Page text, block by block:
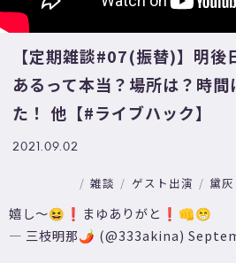
【定期雑談#07(振替)】明後
あるって本当？場所は？時
た！ 他【#ライブハック】
2021.09.02
雑談 ゲスト出演 黛灰
嬉し〜😆❗️まゆありがと❗️👊😁
— 三枝明那🌶 (@333akina)